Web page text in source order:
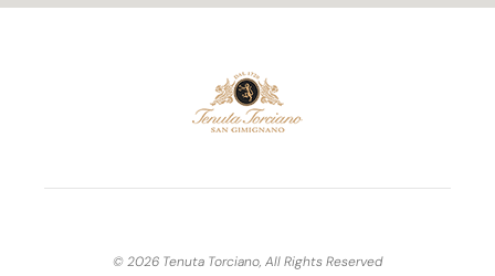
© 2026 Tenuta Torciano, All Rights Reserved